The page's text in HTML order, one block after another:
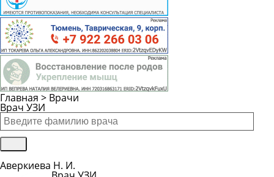
Главная > Врачи
Врач УЗИ
Аверкиева Н. И.